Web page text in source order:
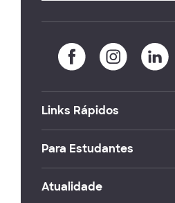
Links Rápidos
Para Estudantes
Atualidade